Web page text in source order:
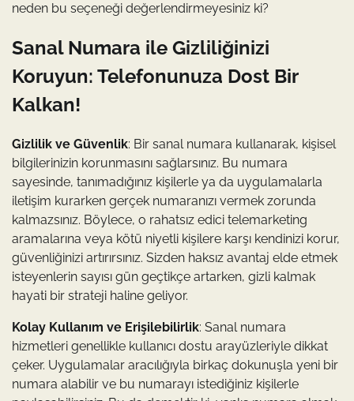
neden bu seçeneği değerlendirmeyesiniz ki?
Sanal Numara ile Gizliliğinizi
Koruyun: Telefonunuza Dost Bir
Kalkan!
Gizlilik ve Güvenlik: Bir sanal numara kullanarak, kişisel
bilgilerinizin korunmasını sağlarsınız. Bu numara
sayesinde, tanımadığınız kişilerle ya da uygulamalarla
iletişim kurarken gerçek numaranızı vermek zorunda
kalmazsınız. Böylece, o rahatsız edici telemarketing
aramalarına veya kötü niyetli kişilere karşı kendinizi korur,
güvenliğinizi artırırsınız. Sizden haksız avantaj elde etmek
isteyenlerin sayısı gün geçtikçe artarken, gizli kalmak
hayati bir strateji haline geliyor.
Kolay Kullanım ve Erişilebilirlik: Sanal numara
hizmetleri genellikle kullanıcı dostu arayüzleriyle dikkat
çeker. Uygulamalar aracılığıyla birkaç dokunuşla yeni bir
numara alabilir ve bu numarayı istediğiniz kişilerle